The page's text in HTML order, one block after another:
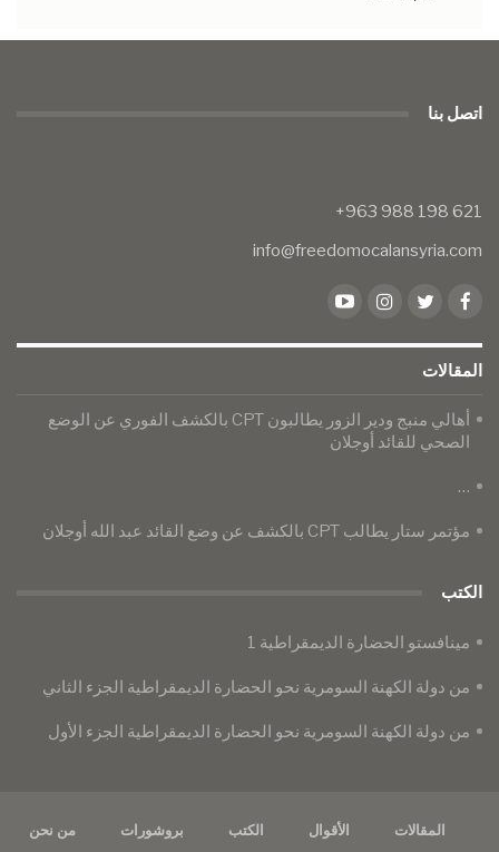
اتصل بنا
info@freedomocalansyria.com
المقالات
أهالي منبج ودير الزور يطالبون CPT بالكشف الفوري عن الوضع
الصحي للقائد أوجلان
…
مؤتمر ستار يطالب CPT بالكشف عن وضع القائد عبد الله أوجلان
الكتب
مينافستو الحضارة الديمقراطية 1
من دولة الكهنة السومرية نحو الحضارة الديمقراطية الجزء الثاني
من دولة الكهنة السومرية نحو الحضارة الديمقراطية الجزء الأول
المقالات الأقوال الكتب بروشورات من نحن